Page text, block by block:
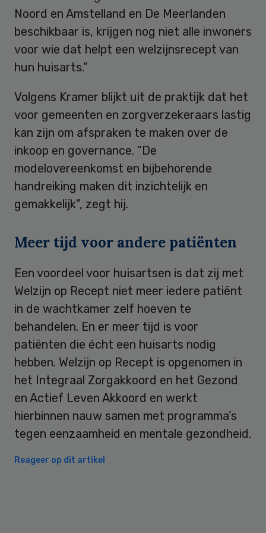
Noord en Amstelland en De Meerlanden
beschikbaar is, krijgen nog niet alle inwoners
voor wie dat helpt een welzijnsrecept van
hun huisarts.”
Volgens Kramer blijkt uit de praktijk dat het
voor gemeenten en zorgverzekeraars lastig
kan zijn om afspraken te maken over de
inkoop en governance. “De
modelovereenkomst en bijbehorende
handreiking maken dit inzichtelijk en
gemakkelijk”, zegt hij.
Meer tijd voor andere patiënten
Een voordeel voor huisartsen is dat zij met
Welzijn op Recept niet meer iedere patiënt
in de wachtkamer zelf hoeven te
behandelen. En er meer tijd is voor
patiënten die écht een huisarts nodig
hebben. Welzijn op Recept is opgenomen in
het Integraal Zorgakkoord en het Gezond
en Actief Leven Akkoord en werkt
hierbinnen nauw samen met programma’s
tegen eenzaamheid en mentale gezondheid.
Reageer op dit artikel